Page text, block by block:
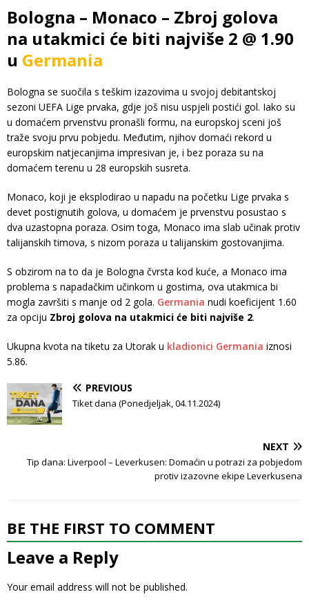
Bologna – Monaco – Zbroj golova
na utakmici će biti najviše 2 @ 1.90
u Germania
Bologna se suočila s teškim izazovima u svojoj debitantskoj
sezoni UEFA Lige prvaka, gdje još nisu uspjeli postići gol. Iako su
u domaćem prvenstvu pronašli formu, na europskoj sceni još
traže svoju prvu pobjedu. Međutim, njihov domaći rekord u
europskim natjecanjima impresivan je, i bez poraza su na
domaćem terenu u 28 europskih susreta.
Monaco, koji je eksplodirao u napadu na početku Lige prvaka s
devet postignutih golova, u domaćem je prvenstvu posustao s
dva uzastopna poraza. Osim toga, Monaco ima slab učinak protiv
talijanskih timova, s nizom poraza u talijanskim gostovanjima.
S obzirom na to da je Bologna čvrsta kod kuće, a Monaco ima
problema s napadačkim učinkom u gostima, ova utakmica bi
mogla završiti s manje od 2 gola. Germania nudi koeficijent 1.60
za opciju Zbroj golova na utakmici će biti najviše 2.
Ukupna kvota na tiketu za Utorak u kladionici Germania iznosi
5.86.
PREVIOUS
Tiket dana (Ponedjeljak, 04.11.2024)
NEXT
Tip dana: Liverpool – Leverkusen: Domaćin u potrazi za pobjedom
protiv izazovne ekipe Leverkusena
BE THE FIRST TO COMMENT
Leave a Reply
Your email address will not be published.